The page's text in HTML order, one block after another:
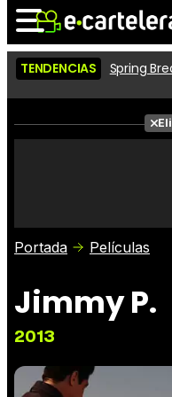
Noticias
Críticas
TENDENCIAS Spring
Portada Películas
Jimmy P.
2013